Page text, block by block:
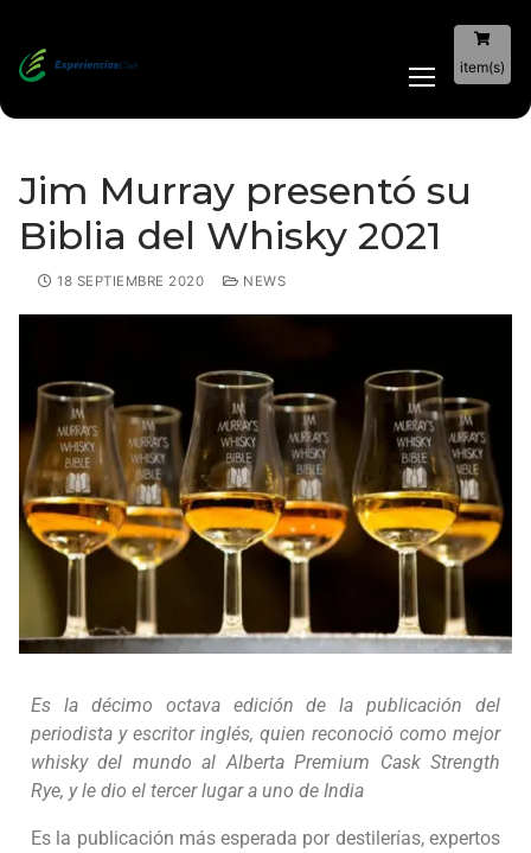
item(s)
Jim Murray presentó su
Biblia del Whisky 2021
18 SEPTIEMBRE 2020 NEWS
Es la décimo octava edición de la publicación del
periodista y escritor inglés, quien reconoció como mejor
whisky del mundo al Alberta Premium Cask Strength
Rye, y le dio el tercer lugar a uno de India
Es la publicación más esperada por destilerías, expertos